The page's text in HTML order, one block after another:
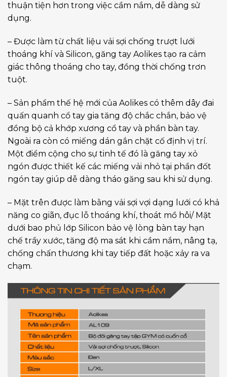
thuận tiện hơn trong việc cầm nắm, dễ dàng sử
dụng.
– Được làm từ chất liệu vải sợi chống trượt lưới
thoáng khí và Silicon, găng tay Aolikes tạo ra cảm
giác thông thoáng cho tay, đồng thời chống trơn
tuột.
– Sản phẩm thế hệ mới của Aolikes có thêm dây đai
quấn quanh cổ tay gia tăng độ chắc chắn, bảo vệ
đồng bộ cả khớp xương cổ tay và phần bàn tay.
Ngoài ra còn có miếng dán gắn chặt cố định vị trí.
Một điểm cộng cho sự tinh tế đó là găng tay xỏ
ngón được thiết kế các miếng vải nhỏ tại phần đốt
ngón tay giúp dễ dàng tháo găng sau khi sử dụng.
– Mặt trên được làm bằng vải sợi vợi dạng lưới có khả
năng co giãn, đục lỗ thoáng khí, thoát mồ hôi/ Mặt
dưới bao phủ lớp Silicon bảo vệ lòng bàn tay hạn
chế trầy xước, tăng độ ma sát khi cầm nắm, nâng tạ,
chống chấn thương khi tay tiếp đất hoặc xảy ra va
chạm.